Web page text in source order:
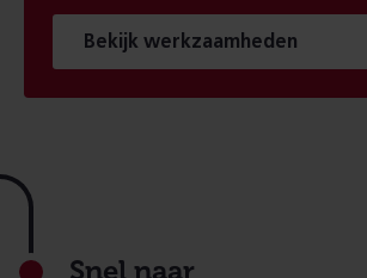
Bekijk werkzaamheden
Footer
Snel naar